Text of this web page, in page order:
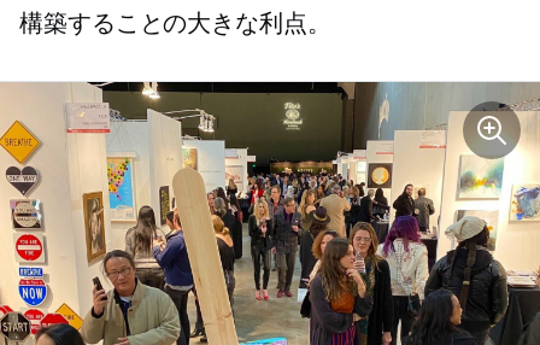
構築することの大きな利点。